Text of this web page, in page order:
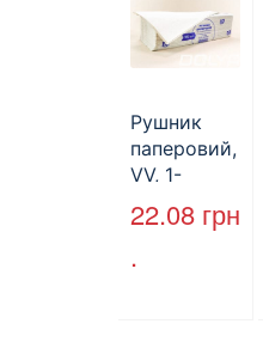
Рушник
паперовий,
VV, 1-
шаровий,
макулатура
22.08 грн
.